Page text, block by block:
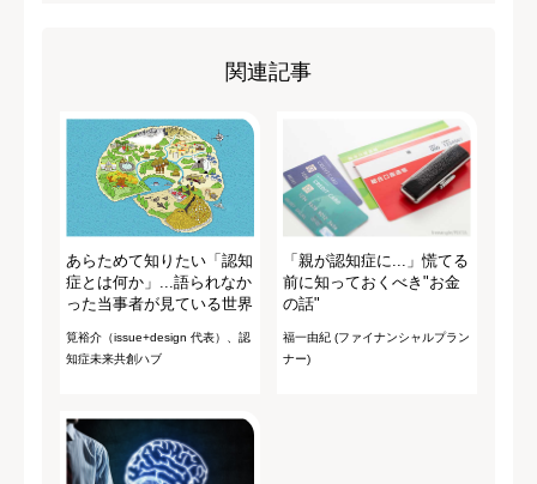
関連記事
あらためて知りたい「認知
症とは何か」...語られなか
った当事者が見ている世界
筧裕介（issue+design 代表）、認
知症未来共創ハブ
「親が認知症に...」慌てる
前に知っておくべき"お金
の話"
福一由紀 (ファイナンシャルプラン
ナー)